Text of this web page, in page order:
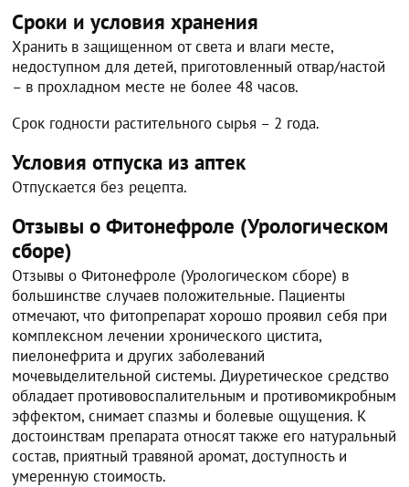
Сроки и условия хранения
Хранить в защищенном от света и влаги месте,
недоступном для детей, приготовленный отвар/настой
– в прохладном месте не более 48 часов.
Срок годности растительного сырья – 2 года.
Условия отпуска из аптек
Отпускается без рецепта.
Отзывы о Фитонефроле (Урологическом
сборе)
Отзывы о Фитонефроле (Урологическом сборе) в
большинстве случаев положительные. Пациенты
отмечают, что фитопрепарат хорошо проявил себя при
комплексном лечении хронического цистита,
пиелонефрита и других заболеваний
мочевыделительной системы. Диуретическое средство
обладает противовоспалительным и противомикробным
эффектом, снимает спазмы и болевые ощущения. К
достоинствам препарата относят также его натуральный
состав, приятный травяной аромат, доступность и
умеренную стоимость.